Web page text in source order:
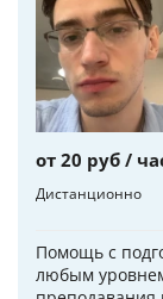
от 20 руб /
Дистанционно
Помощь с
любым